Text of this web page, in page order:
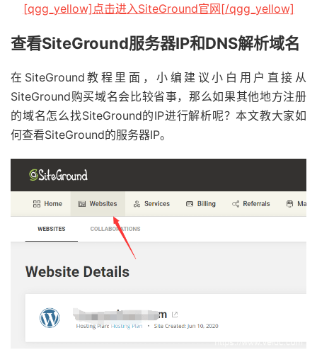
[qgg_yellow]点击进入SiteGround官网[/qgg_yellow]
查看SiteGround服务器IP和DNS解析域名
在SiteGround教程里面，小编建议小白用户直接从
SiteGround购买域名会比较省事，那么如果其他地方注册
的域名怎么找SiteGround的IP进行解析呢？本文教大家如
何查看SiteGround的服务器IP。